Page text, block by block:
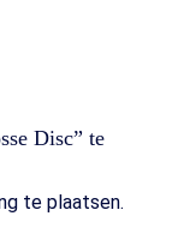
Disc” te
te plaatsen.